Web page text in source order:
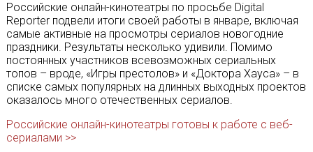
Российские онлайн-кинотеатры по просьбе Digital
Reporter подвели итоги своей работы в январе, включая
самые активные на просмотры сериалов новогодние
праздники. Результаты несколько удивили. Помимо
постоянных участников всевозможных сериальных
топов – вроде, «Игры престолов» и «Доктора Хауса» – в
списке самых популярных на длинных выходных проектов
оказалось много отечественных сериалов.
Российские онлайн-кинотеатры готовы к работе с веб-
сериалами >>